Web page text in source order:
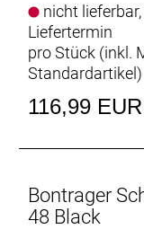
nicht
Liefertermin
pro Stück (inkl.
Standardartikel)
116,99 EUR
Bontrager
48 Black